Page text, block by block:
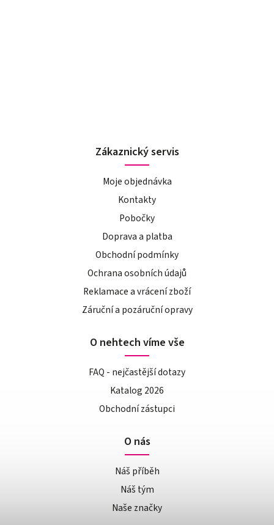
Zákaznický servis
Moje objednávka
Kontakty
Pobočky
Doprava a platba
Obchodní podmínky
Ochrana osobních údajů
Reklamace a vrácení zboží
Záruční a pozáruční opravy
O nehtech víme vše
FAQ - nejčastější dotazy
Katalog 2026
Obchodní zástupci
O nás
Náš příběh
Náš tým
Naše značky